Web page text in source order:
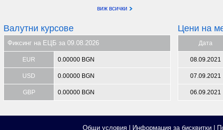
виж всички
Валутни курсове
Фиксинг на ЕЦБ за 09.08.2026
EUR 0.00000 BGN
USD 0.00000 BGN
GBP 0.00000 BGN
Цени на
Дата
08.09.2021
07.09.2021
06.09.2021
Общи условия| Информация за бисквитки|